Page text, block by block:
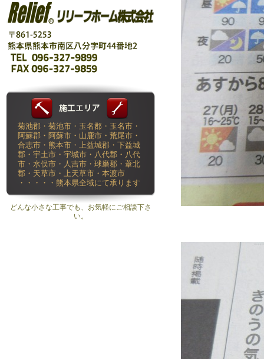
菊池郡・菊池市・玉名郡・玉名市・
阿蘇郡・阿蘇市・山鹿市・荒尾市・
合志市・熊本市・上益城郡・下益城
郡・宇土市・宇城市・八代郡・八代
市・水俣市・人吉市・球磨郡・葦北
郡・天草市・上天草市・本渡市
・・・・・熊本県全域にて承ります
どんな小さな工事でも、お気軽にご相談下さ
い。